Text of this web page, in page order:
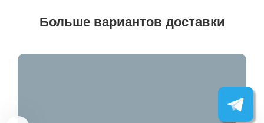
Больше вариантов доставки